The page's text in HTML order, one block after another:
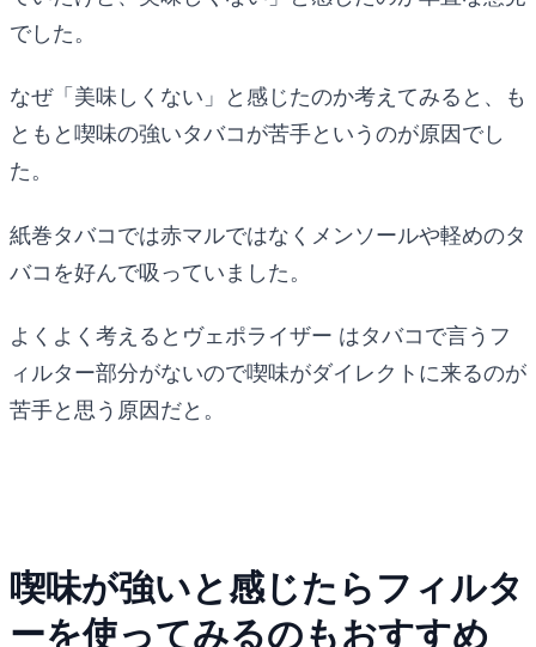
でした。
なぜ「美味しくない」と感じたのか考えてみると、も
ともと喫味の強いタバコが苦手というのが原因でし
た。
紙巻タバコでは赤マルではなくメンソールや軽めのタ
バコを好んで吸っていました。
よくよく考えるとヴェポライザー はタバコで言うフ
ィルター部分がないので喫味がダイレクトに来るのが
苦手と思う原因だと。
喫味が強いと感じたらフィルタ
ーを使ってみるのもおすすめ